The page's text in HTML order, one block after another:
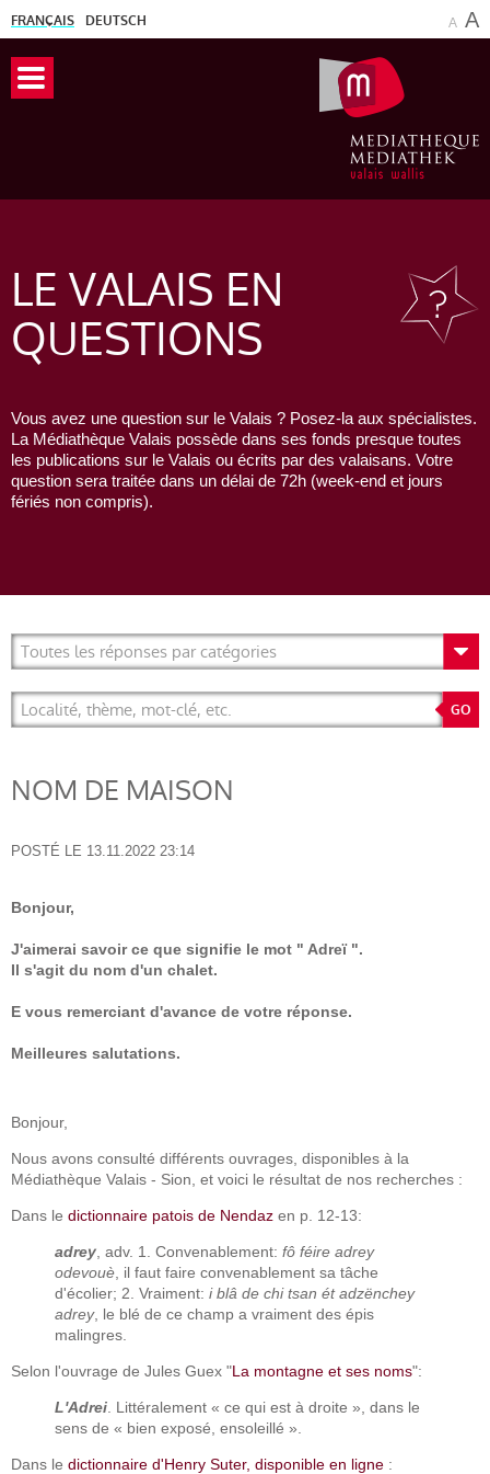
FRANÇAIS DEUTSCH A A
LE VALAIS EN
QUESTIONS
Vous avez une question sur le Valais ? Posez-la aux spécialistes.
La Médiathèque Valais possède dans ses fonds presque toutes
les publications sur le Valais ou écrits par des valaisans. Votre
question sera traitée dans un délai de 72h (week-end et jours
fériés non compris).
NOM DE MAISON
POSTÉ LE 13.11.2022 23:14
Bonjour,
J'aimerai savoir ce que signifie le mot " Adreï ".
Il s'agit du nom d'un chalet.
E vous remerciant d'avance de votre réponse.
Meilleures salutations.
Bonjour,
Nous avons consulté différents ouvrages, disponibles à la
Médiathèque Valais - Sion, et voici le résultat de nos recherches :
Dans le dictionnaire patois de Nendaz en p. 12-13:
adrey , adv. 1. Convenablement: fô féire adrey
odevouè , il faut faire convenablement sa tâche
d'écolier; 2. Vraiment: i blâ de chi tsan ét adzënchey
adrey, le blé de ce champ a vraiment des épis
malingres.
Selon l'ouvrage de Jules Guex "La montagne et ses noms":
L'Adrei . Littéralement « ce qui est à droite », dans le
sens de « bien exposé, ensoleillé ».
Dans le dictionnaire d'Henry Suter, disponible en ligne :